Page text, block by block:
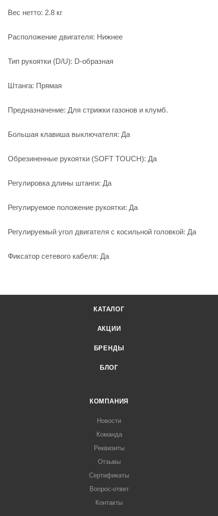
Вес нетто: 2.8 кг
Расположение двигателя: Нижнее
Тип рукоятки (D/U): D-образная
Штанга: Прямая
Предназначение: Для стрижки газонов и клумб.
Большая клавиша выключателя: Да
Обрезиненные рукоятки (SOFT TOUCH): Да
Регулировка длины штанги: Да
Регулируемое положение рукоятки: Да
Регулируемый угол двигателя с косильной головкой: Да
Фиксатор сетевого кабеля: Да
КАТАЛОГ
АКЦИИ
БРЕНДЫ
БЛОГ
КОМПАНИЯ
Новости
Команда
Реквизиты
Отзывы
Сертификаты
Вопрос-ответ
Контакты